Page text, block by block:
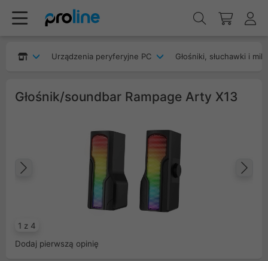
Urządzenia peryferyjne PC Głośniki, słuchawki i
Głośnik/soundbar Rampage Arty X13
1 z 4
Poprzedni
Dodaj pierwszą opinię